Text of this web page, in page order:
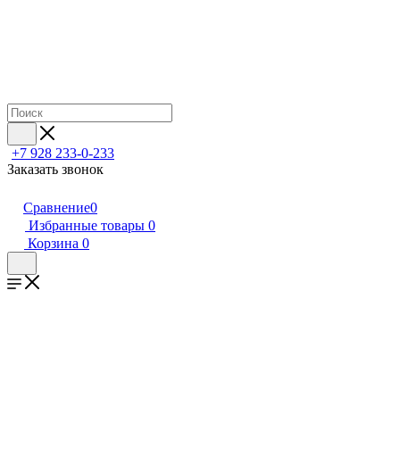
+7 928 233-0-233
Заказать звонок
Сравнение0
Избранные товары 0
Корзина 0